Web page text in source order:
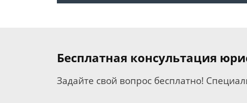
Бесплатная консультация
Задайте свой вопрос бесплатно!